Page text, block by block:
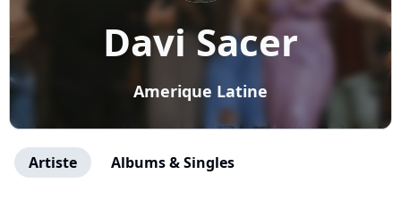
Davi Sacer
Amerique Latine
Artiste Albums & Singles